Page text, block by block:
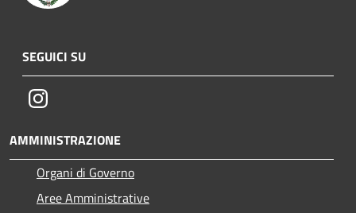
SEGUICI SU
Instagram
AMMINISTRAZIONE
Organi di Governo
Aree Amministrative